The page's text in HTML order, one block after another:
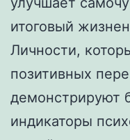
итоговый
Личности,
позитивных
демонстрируют
индикаторы